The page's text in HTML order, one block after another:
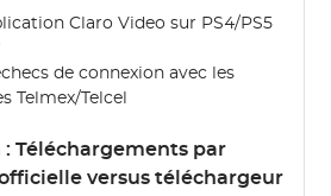
Claro Video sur PS4/PS5
de connexion avec les
Telmex/Telcel
: Téléchargements par
versus téléchargeur